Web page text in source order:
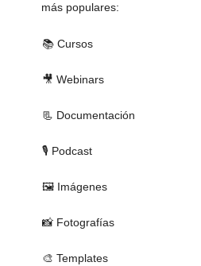
más populares:
📚 Cursos
🎥 Webinars
📃 Documentación
🎙 Podcast
🖼 Imágenes
📸 Fotografías
🎨 Templates